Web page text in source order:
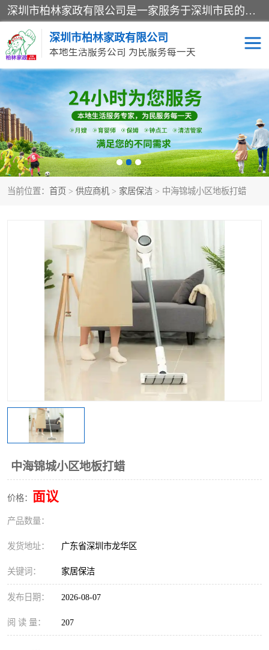
深圳市柏林家政有限公司是一家服务于深圳市民的专业家政公司。致力于为客户提供高质量、多维度的家庭服务，包括养老、母婴、月嫂育婴早教、康复理疗、家电清洗和保洁等方面的专业服务。
深圳市柏林家政有限公司
本地生活服务公司 为民服务每一天
当前位置： 首页 > 供应商机 > 家居保洁 > 中海锦城小区地板打蜡
中海锦城小区地板打蜡
价格： 面议
产品数量：
发货地址： 广东省深圳市龙华区
关键词： 家居保洁
发布日期： 2026-08-07
阅 读 量： 207
家居保洁 护工月嫂
家庭保姆 家政服务